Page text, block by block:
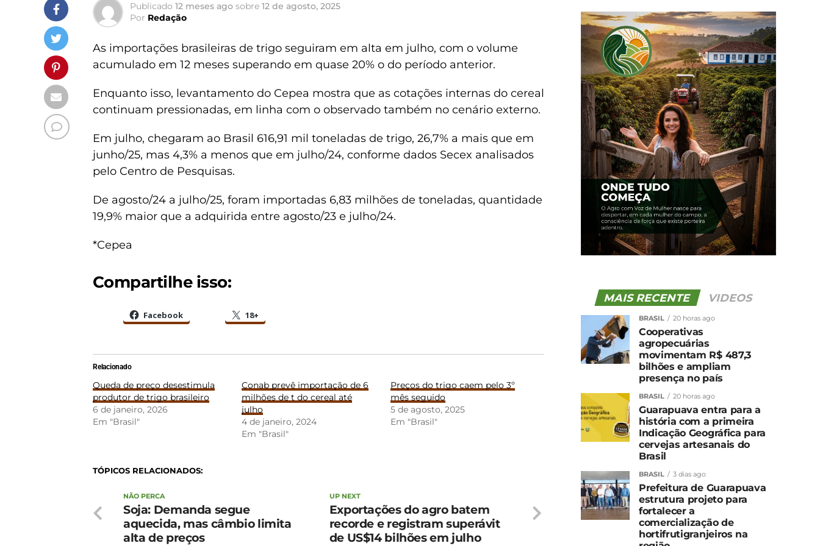
Publicado 12 meses ago sobre 12 de agosto, 2025
Por Redação
As importações brasileiras de trigo seguiram em alta em julho, com o volume
acumulado em 12 meses superando em quase 20% o do período anterior.
Enquanto isso, levantamento do Cepea mostra que as cotações internas do cereal
continuam pressionadas, em linha com o observado também no cenário externo.
Em julho, chegaram ao Brasil 616,91 mil toneladas de trigo, 26,7% a mais que em
junho/25, mas 4,3% a menos que em julho/24, conforme dados Secex analisados
pelo Centro de Pesquisas.
De agosto/24 a julho/25, foram importadas 6,83 milhões de toneladas, quantidade
19,9% maior que a adquirida entre agosto/23 e julho/24.
*Cepea
Compartilhe isso:
Facebook 18+
Relacionado
Queda de preço desestimula
produtor de trigo brasileiro
6 de janeiro, 2026
Em "Brasil"
Conab prevê importação de 6
milhões de t do cereal até
julho
4 de janeiro, 2024
Em "Brasil"
Preços do trigo caem pelo 3º
mês seguido
5 de agosto, 2025
Em "Brasil"
TÓPICOS RELACIONADOS:
UP NEXT
Exportações do agro batem
recorde e registram superávit
de US$14 bilhões em julho
NÃO PERCA
Soja: Demanda segue
aquecida, mas câmbio limita
alta de preços
MAIS RECENTE VIDEOS
BRASIL 20 horas ago
Cooperativas
agropecuárias
movimentam R$ 487,3
bilhões e ampliam
presença no país
BRASIL 20 horas ago
Guarapuava entra para a
história com a primeira
Indicação Geográfica para
cervejas artesanais do
Brasil
BRASIL 3 dias ago
Prefeitura de Guarapuava
estrutura projeto para
fortalecer a
comercialização de
hortifrutigranjeiros na